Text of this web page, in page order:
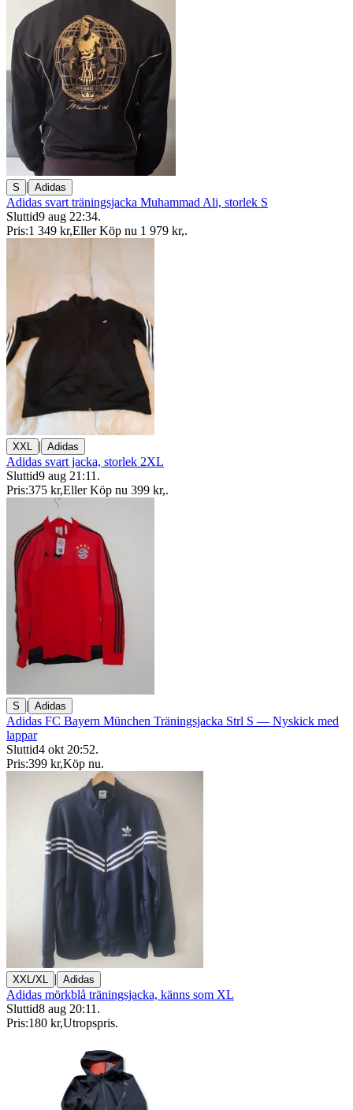
S | Adidas
Adidas svart träningsjacka Muhammad Ali, storlek S
Sluttid9 aug 22:34.
Pris:1 349 kr,Eller Köp nu 1 979 kr,.
XXL | Adidas
Adidas svart jacka, storlek 2XL
Sluttid9 aug 21:11 .
Pris:375 kr,Eller Köp nu 399 kr,.
S | Adidas
Adidas FC Bayern München Träningsjacka Strl S — Nyskick med
lappar
Sluttid4 okt 20:52.
Pris:399 kr,Köp nu.
XXL/XL | Adidas
Adidas mörkblå träningsjacka, känns som XL
Sluttid8 aug 20:11 .
Pris:180 kr,Utropspris.